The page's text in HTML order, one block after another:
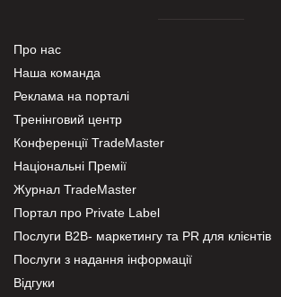
Про нас
Наша команда
Реклама на порталі
Тренінговий центр
Конференції TradeMaster
Національні Премії
Журнал TradeMaster
Портал про Private Label
Послуги В2В- маркетингу та PR для клієнтів
Послуги з надання інформації
Відгуки